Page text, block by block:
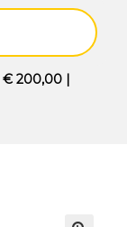
€ 200,00|